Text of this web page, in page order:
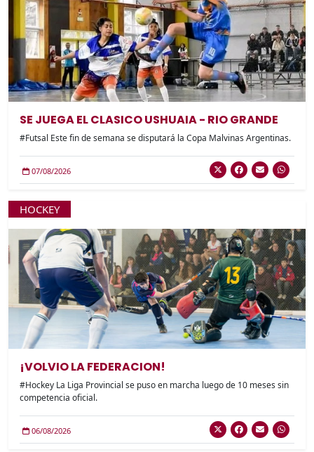
SE JUEGA EL CLASICO USHUAIA - RIO GRANDE
#Futsal Este fin de semana se disputará la Copa Malvinas Argentinas.
07/08/2026
HOCKEY
¡VOLVIO LA FEDERACION!
#Hockey La Liga Provincial se puso en marcha luego de 10 meses sin
competencia oficial.
06/08/2026